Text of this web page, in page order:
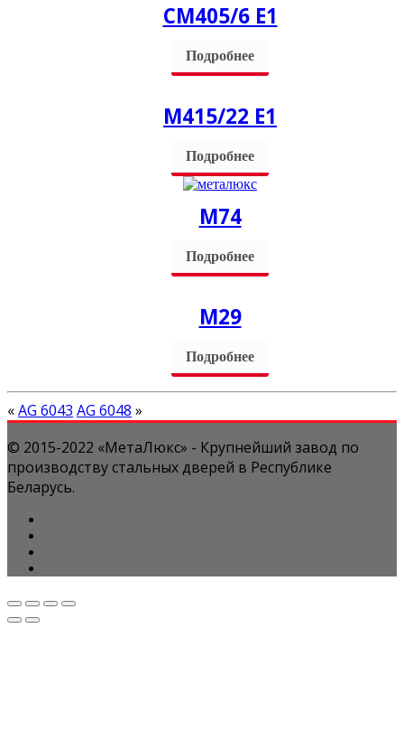
СM405/6 Е1
Подробнее
М415/22 Е1
Подробнее
М74
Подробнее
M29
Подробнее
«AG 6043 AG 6048 »
© 2015-2022 «МетаЛюкс» - Крупнейший завод по
производству стальных дверей в Республике
Беларусь.